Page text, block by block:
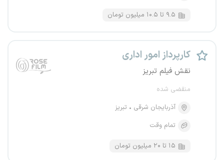
۹.۵ تا ۱۰.۵ میلیون تومان
کارپرداز امور اداری
نقش فیلم تبریز
منقضی شده
آذربایجان شرقی
تبریز
تمام وقت
۱۵ تا ۲۰ میلیون تومان